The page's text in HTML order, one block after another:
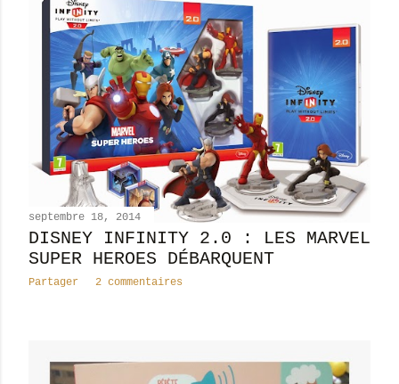
septembre 18, 2014
DISNEY INFINITY 2.0 : LES MARVEL
SUPER HEROES DÉBARQUENT
Partager 2 commentaires